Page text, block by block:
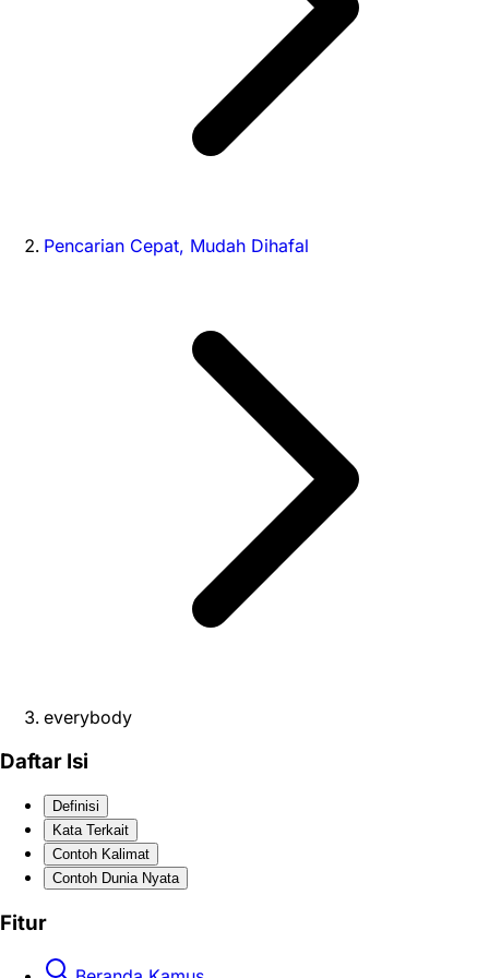
Pencarian Cepat, Mudah Dihafal
everybody
Daftar Isi
Definisi
Kata Terkait
Contoh Kalimat
Contoh Dunia Nyata
Fitur